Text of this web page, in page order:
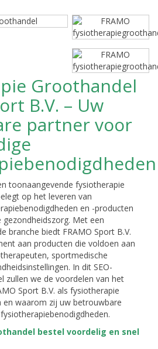
Groothandel
B.V. – Uw
partner voor
toonaangevende fysiotherapie
op het leveren van
en -producten
Met een
branche biedt FRAMO Sport B.V.
aan producten die voldoen aan
sportmedische
In dit SEO-
zullen we de voordelen van het
Sport B.V. als fysiotherapie
en waarom zij uw betrouwbare